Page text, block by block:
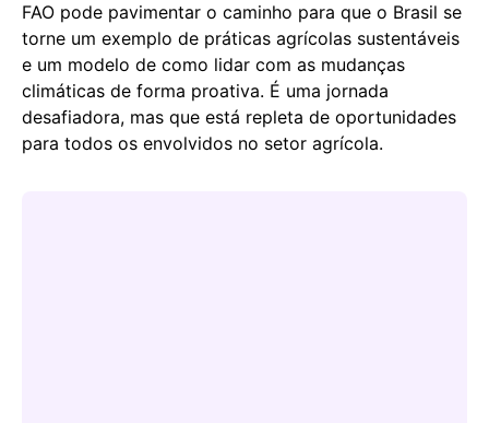
FAO pode pavimentar o caminho para que o Brasil se
torne um exemplo de práticas agrícolas sustentáveis
e um modelo de como lidar com as mudanças
climáticas de forma proativa. É uma jornada
desafiadora, mas que está repleta de oportunidades
para todos os envolvidos no setor agrícola.